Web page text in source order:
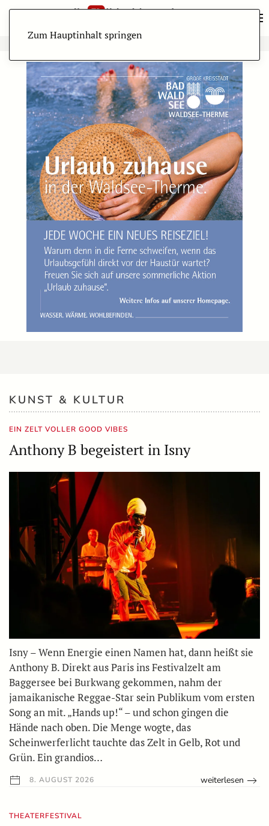
Zum Hauptinhalt springen
KUNST & KULTUR
EIN ZELT VOLLER GOOD VIBES
Anthony B begeistert in Isny
Isny – Wenn Energie einen Namen hat, dann heißt sie
Anthony B. Direkt aus Paris ins Festivalzelt am
Baggersee bei Burkwang gekommen, nahm der
jamaikanische Reggae-Star sein Publikum vom ersten
Song an mit. „Hands up!“ – und schon gingen die
Hände nach oben. Die Menge wogte, das
Scheinwerferlicht tauchte das Zelt in Gelb, Rot und
Grün. Ein grandios…
8. AUGUST 2026 weiterlesen
THEATERFESTIVAL